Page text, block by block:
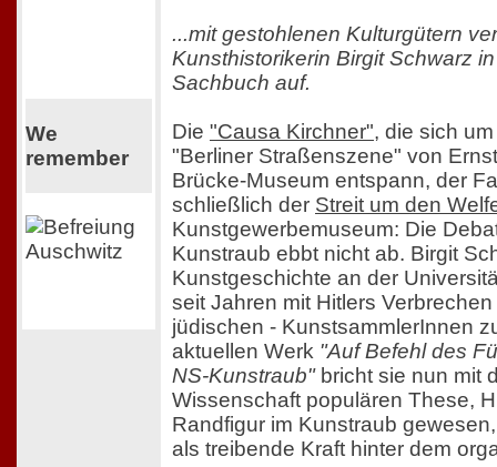
We
remember
...mit gestohlenen Kulturgütern
Kunsthistorikerin Birgit Schwarz
Sachbuch auf.
Die "Causa Kirchner", die sich
"Berliner Straßenszene" von
Brücke-Museum entspann, der
schließlich der Streit um den
Kunstgewerbemuseum: Die
Kunstraub ebbt nicht ab. Birgit
Kunstgeschichte an der
seit Jahren mit Hitlers
jüdischen - KunstsammlerInnen
aktuellen Werk "Auf Befehl des
NS-Kunstraub"bricht sie nun mit
Wissenschaft populären These,
Randfigur im Kunstraub
als treibende Kraft hinter dem